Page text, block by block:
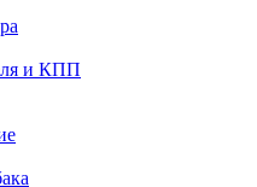
и КПП